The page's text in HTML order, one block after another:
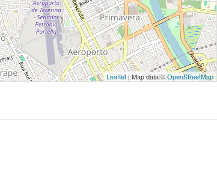
Leaflet| Map data ©OpenStreetMap